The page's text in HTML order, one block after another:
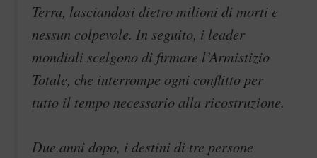
Terra, lasciandosi dietro milioni di morti e
nessun colpevole. In seguito, i leader
mondiali scelgono di firmare l’Armistizio
Totale, che interrompe ogni conflitto per
tutto il tempo necessario alla ricostruzione.
Due anni dopo, i destini di tre persone